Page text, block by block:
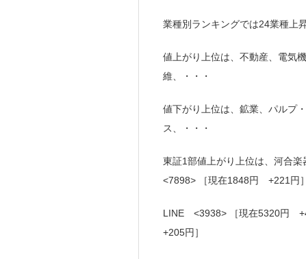
業種別ランキングでは24業種上
値上がり上位は、不動産、電気
維、・・・
値下がり上位は、鉱業、パルプ
ス、・・・
東証1部値上がり上位は、河合
<7898> ［現在1848円 +221円］
LINE <3938> ［現在5320円
+205円］